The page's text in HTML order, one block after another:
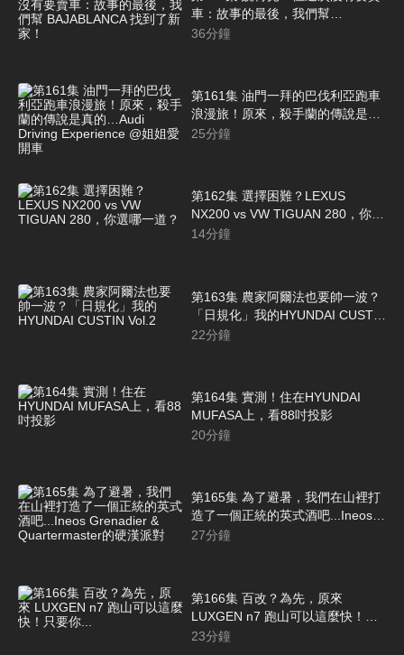
車：故事的最後，我們幫
BAJABLANCA 找到了新家！
36分鐘
第161集 油門一拜的巴伐利亞跑車
浪漫旅！原來，殺手蘭的傳說是真
的…Audi Driving Experience @姐
25分鐘
第162集 選擇困難？LEXUS
NX200 vs VW TIGUAN 280，你選
哪一道？
14分鐘
第163集 農家阿爾法也要帥一波？
「日規化」我的HYUNDAI CUSTIN
Vol.2
22分鐘
第164集 實測！住在HYUNDAI
MUFASA上，看88吋投影
20分鐘
第165集 為了避暑，我們在山裡打
造了一個正統的英式酒吧...Ineos
Grenadier & Quartermaster的硬漢
27分鐘
第166集 百改？為先，原來
LUXGEN n7 跑山可以這麼快！只
要你...
23分鐘